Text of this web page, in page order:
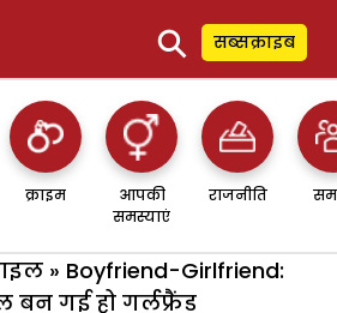
⚲ सब्सक्राइब
क्राइम
आपकी
समस्याएं
राजनीति
» Boyfriend-Girlfriend:
बन गई हो गर्लफ्रैंड